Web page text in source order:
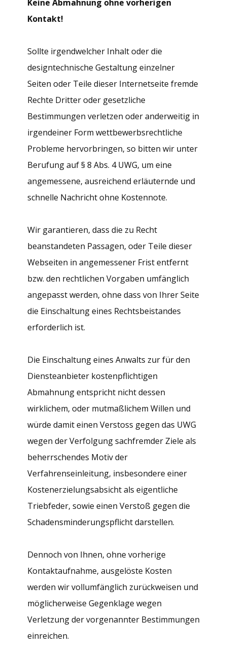
Keine Abmahnung ohne vorherigen
Kontakt!
Sollte irgendwelcher Inhalt oder die
designtechnische Gestaltung einzelner
Seiten oder Teile dieser Internetseite fremde
Rechte Dritter oder gesetzliche
Bestimmungen verletzen oder anderweitig in
irgendeiner Form wettbewerbsrechtliche
Probleme hervorbringen, so bitten wir unter
Berufung auf § 8 Abs. 4 UWG, um eine
angemessene, ausreichend erläuternde und
schnelle Nachricht ohne Kostennote.
Wir garantieren, dass die zu Recht
beanstandeten Passagen, oder Teile dieser
Webseiten in angemessener Frist entfernt
bzw. den rechtlichen Vorgaben umfänglich
angepasst werden, ohne dass von Ihrer Seite
die Einschaltung eines Rechtsbeistandes
erforderlich ist.
Die Einschaltung eines Anwalts zur für den
Diensteanbieter kostenpflichtigen
Abmahnung entspricht nicht dessen
wirklichem, oder mutmaßlichem Willen und
würde damit einen Verstoss gegen das UWG
wegen der Verfolgung sachfremder Ziele als
beherrschendes Motiv der
Verfahrenseinleitung, insbesondere einer
Kostenerzielungsabsicht als eigentliche
Triebfeder, sowie einen Verstoß gegen die
Schadensminderungspflicht darstellen.
Dennoch von Ihnen, ohne vorherige
Kontaktaufnahme, ausgelöste Kosten
werden wir vollumfänglich zurückweisen und
möglicherweise Gegenklage wegen
Verletzung der vorgenannter Bestimmungen
einreichen.